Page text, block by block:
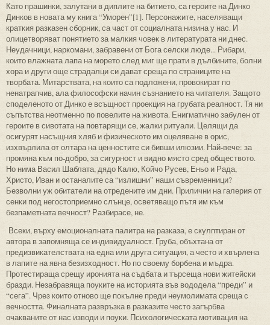
Като прашинки, залутани в диплите на битието, са героите на Динко
Динков в новата му книга “Уморен”[1]. Персонажите, населяващи
краткия разказен сборник, са част от социалната низина у нас. И
олицетворяват понятието за малкия човек в литературата ни днес.
Неудачници, наркомани, забравени от Бога селски люде... Рибари,
които влажната лапа на морето след миг ще прати в дълбините, болни
хора и други още страдалци си дават среща по страниците на
творбата. Митарствата, на които са подложени, провокират по
ненатрапчив, ала философски начин съзнанието на читателя. Защото
споделеното от Динко е всъщност проекция на грубата реалност. Тя ни
съпътства неотменно по повелите на живота. Енигматично забулен от
героите в сивотата на повтарящи се, жалки ритуали. Целящи да
осигурят насъщния хляб и физическото им оцеляване в орис,
изхвърлила от олтара на ценностите си бивши илюзии. Най-вече: за
промяна към по-добро, за сигурност и видно място сред обществото.
Но нима Васил Шаблата, дядо Калю, Койчо Русев, Еньо и Рада,
Христо, Иван и останалите са “излишни” наши съвременници?
Безволни уж обитатели на отредените им дни. Прилични на галерия от
сенки под негостоприемно слънце, осветяващо пътя им към
безпаметната вечност? Разбирасе, не.
Всеки, върху емоционалната палитра на разказа, е скулптиран от
автора в запомняща се индивидуалност. Груба, объхтана от
предизвикателствата на една или друга ситуация, а често и хвърлена
в лапите на явна безизходност. Но по своему борбена и мъдра.
Протестираща срещу иронията на съдбата и търсеща нови житейски
бразди. Незабравяща поуките на историята във вододела “преди” и
“сега”. Чрез които отново ще покълне преди неумолимата среща с
вечността. Финалната развръзка в разказите често загърбва
очакваните от нас изводи и поуки. Психологическата мотивация на